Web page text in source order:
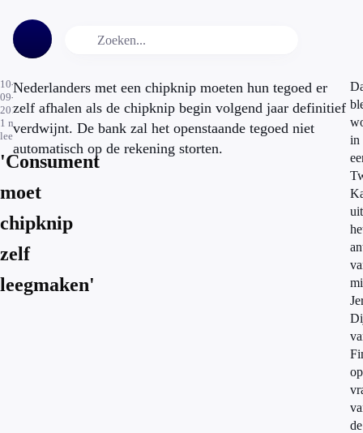
10-
09-
2014
1 min.
leestijd
'Consument
moet
chipknip
zelf
leegmaken'
Nederlanders met een chipknip moeten hun tegoed er
zelf afhalen als de chipknip begin volgend jaar definitief
verdwijnt. De bank zal het openstaande tegoed niet
automatisch op de rekening storten.
in
uit
op
de